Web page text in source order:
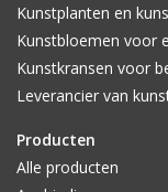
Kunstplanten en
Kunstbloemen voor
Kunstkransen voor
Leverancier van
Producten
Alle producten